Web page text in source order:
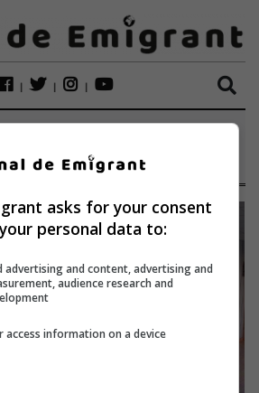
NECULA
asks for your consent
personal data to:
advertising and content, advertising and
audience research and
access information on a device